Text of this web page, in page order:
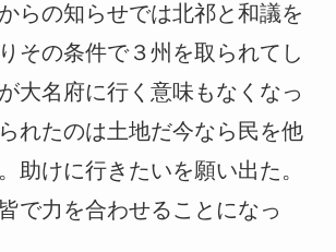
らの知らせでは北祁と和議を
その条件で３州を取られてし
大名府に行く意味もなくなっ
れたのは土地だ今なら民を他
助けに行きたいを願い出た。
で力を合わせることになっ